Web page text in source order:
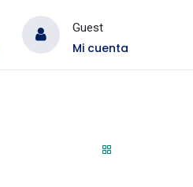
Guest
Mi cuenta